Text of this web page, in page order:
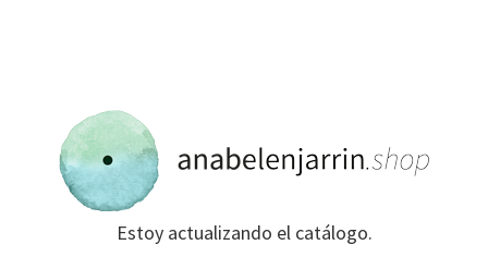
Estoy actualizando el catálogo.